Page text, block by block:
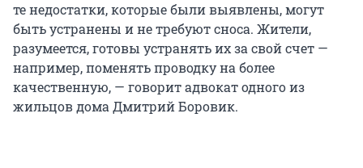
те недостатки, которые были выявлены, могут
быть устранены и не требуют сноса. Жители,
разумеется, готовы устранять их за свой счет —
например, поменять проводку на более
качественную, — говорит адвокат одного из
жильцов дома Дмитрий Боровик.